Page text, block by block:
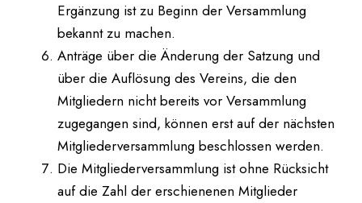
Ergänzung ist zu Beginn der Versammlung
bekannt zu machen.
Anträge über die Änderung der Satzung und
über die Auflösung des Vereins, die den
Mitgliedern nicht bereits vor Versammlung
zugegangen sind, können erst auf der nächsten
Mitgliederversammlung beschlossen werden.
Die Mitgliederversammlung ist ohne Rücksicht
auf die Zahl der erschienenen Mitglieder